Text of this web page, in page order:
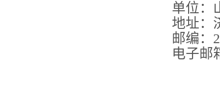
单位：
地址：
邮编：
电子邮